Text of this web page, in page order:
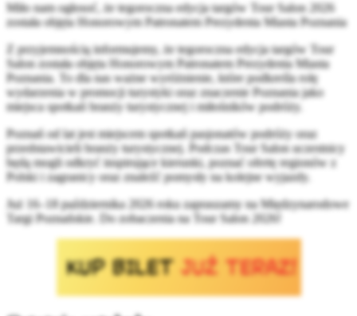
Miło nam ogłosoć, że tegoroczna edycja targów Tour Salon 2026
została objęta Honorowym Patronatem Prezydenta Miasta Poznania
Z przyjemnością informujemy, że tegoroczna edycja targów Tour
Salon została objęta Honorowym Patronatem Prezydenta Miasta
Poznania. To dla nas ważne wyróżnienie, które podkreśla rolę
wydarzenia w promocji turystyki oraz znaczenie Poznania jako
miejsca spotkań branży turystycznej i miłośników podróży.
Poznań od lat jest miejscem spotkań pasjonatów podróży oraz
przedstawicieli branży turystycznej. Podczas Tour Salon uczestnicy
będą mogli odkryć inspirujące kierunki, poznać ofertę regionów z
Polski i zagranicy oraz znaleźć pomysły na kolejne wyjazdy.
Już 16–18 października 2026 roku zapraszamy na Międzynarodowe
Targi Poznańskie. Do zobaczenia na Tour Salon 2026!